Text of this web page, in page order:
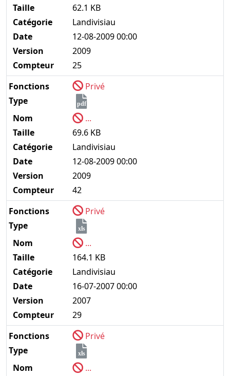
Taille
62.1 KB
Catégorie
Landivisiau
Date
12-08-2009 00:00
Version
2009
Compteur
25
Fonctions
Privé
Type
pdf
Nom
...
Taille
69.6 KB
Catégorie
Landivisiau
Date
12-08-2009 00:00
Version
2009
Compteur
42
Fonctions
Privé
Type
xls
Nom
...
Taille
164.1 KB
Catégorie
Landivisiau
Date
16-07-2007 00:00
Version
2007
Compteur
29
Fonctions
Privé
Type
xls
Nom
...